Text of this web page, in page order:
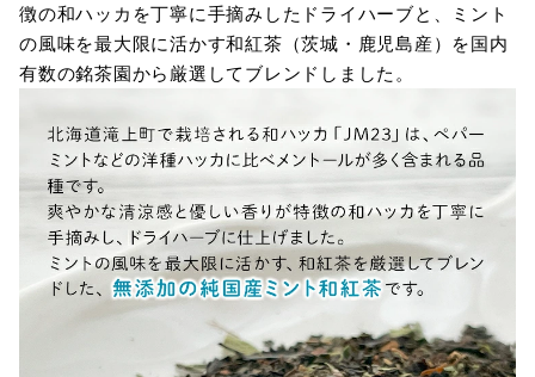
徴の和ハッカを丁寧に手摘みしたドライハーブと、ミント
の風味を最大限に活かす和紅茶（茨城・鹿児島産）を国内
有数の銘茶園から厳選してブレンドしました。